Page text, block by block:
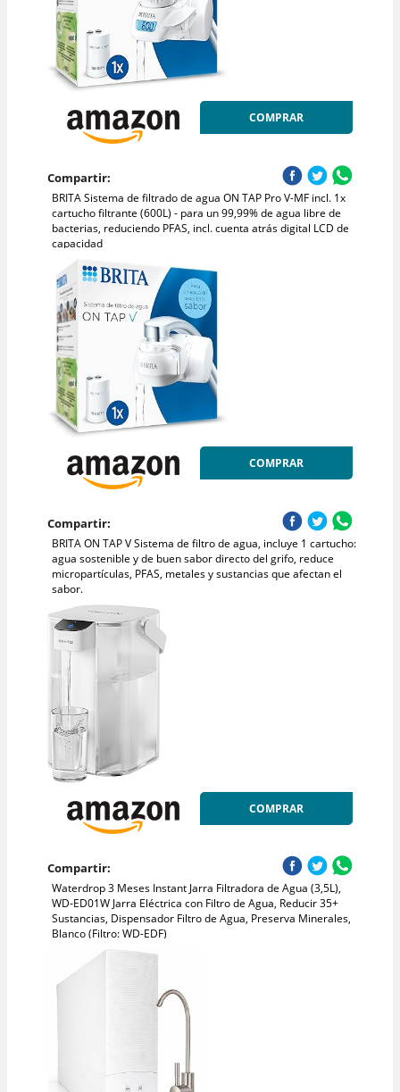
COMPRAR
Compartir:
BRITA Sistema de filtrado de agua ON TAP Pro V-MF incl. 1x
cartucho filtrante (600L) - para un 99,99% de agua libre de
bacterias, reduciendo PFAS, incl. cuenta atrás digital LCD de
capacidad
COMPRAR
Compartir:
BRITA ON TAP V Sistema de filtro de agua, incluye 1 cartucho:
agua sostenible y de buen sabor directo del grifo, reduce
micropartículas, PFAS, metales y sustancias que afectan el
sabor.
COMPRAR
Compartir:
Waterdrop 3 Meses Instant Jarra Filtradora de Agua (3,5L),
WD-ED01W Jarra Eléctrica con Filtro de Agua, Reducir 35+
Sustancias, Dispensador Filtro de Agua, Preserva Minerales,
Blanco (Filtro: WD-EDF)